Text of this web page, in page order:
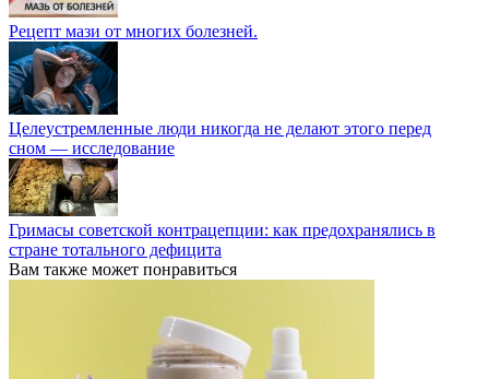
Рецепт мази от многих болезней.
Целеустремленные люди никогда не делают этого перед
сном — исследование
Гримасы советской контрацепции: как предохранялись в
стране тотального дефицита
Вам также может понравиться